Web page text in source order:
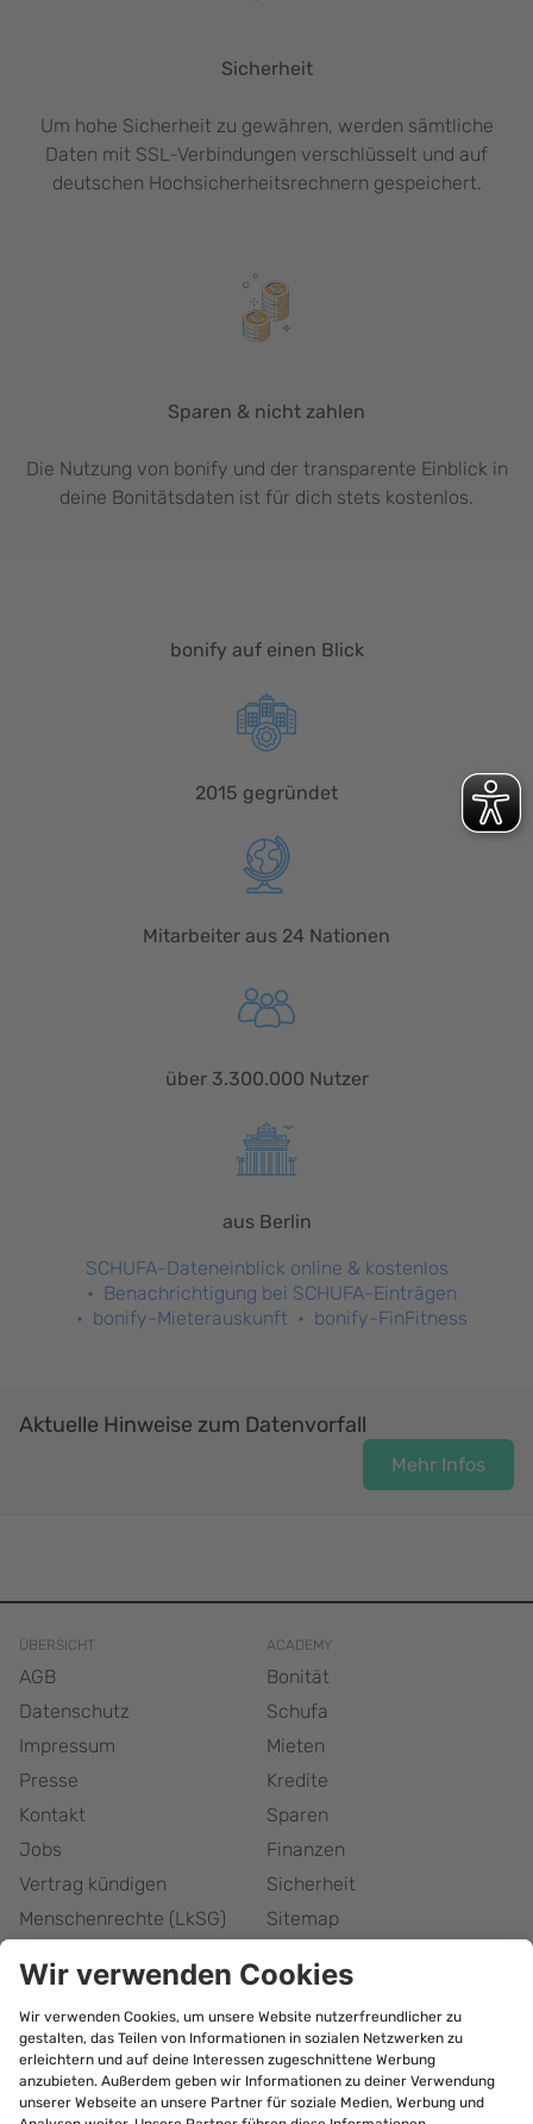
Sicherheit
Um hohe Sicherheit zu gewähren, werden sämtliche
Daten mit SSL-Verbindungen verschlüsselt und auf
deutschen Hochsicherheitsrechnern gespeichert.
Sparen & nicht zahlen
Die Nutzung von bonify und der transparente Einblick in
deine Bonitätsdaten ist für dich stets kostenlos.
bonify auf einen Blick
2015 gegründet
Mitarbeiter aus 24 Nationen
über 3.300.000 Nutzer
aus Berlin
SCHUFA-Dateneinblick online & kostenlos
Benachrichtigung bei SCHUFA-Einträgen
bonify-Mieterauskunft
bonify-FinFitness
Aktuelle Hinweise zum Datenvorfall
Mehr Infos
ÜBERSICHT
AGB
Datenschutz
Impressum
Presse
Kontakt
Jobs
Vertrag kündigen
Menschenrechte (LkSG)
Barrierefreiheitserklärung
Cookie-Einstellungen
bonify Abonnement
kündigen
ACADEMY
Bonität
Schufa
Mieten
Kredite
Sparen
Finanzen
Sicherheit
Sitemap